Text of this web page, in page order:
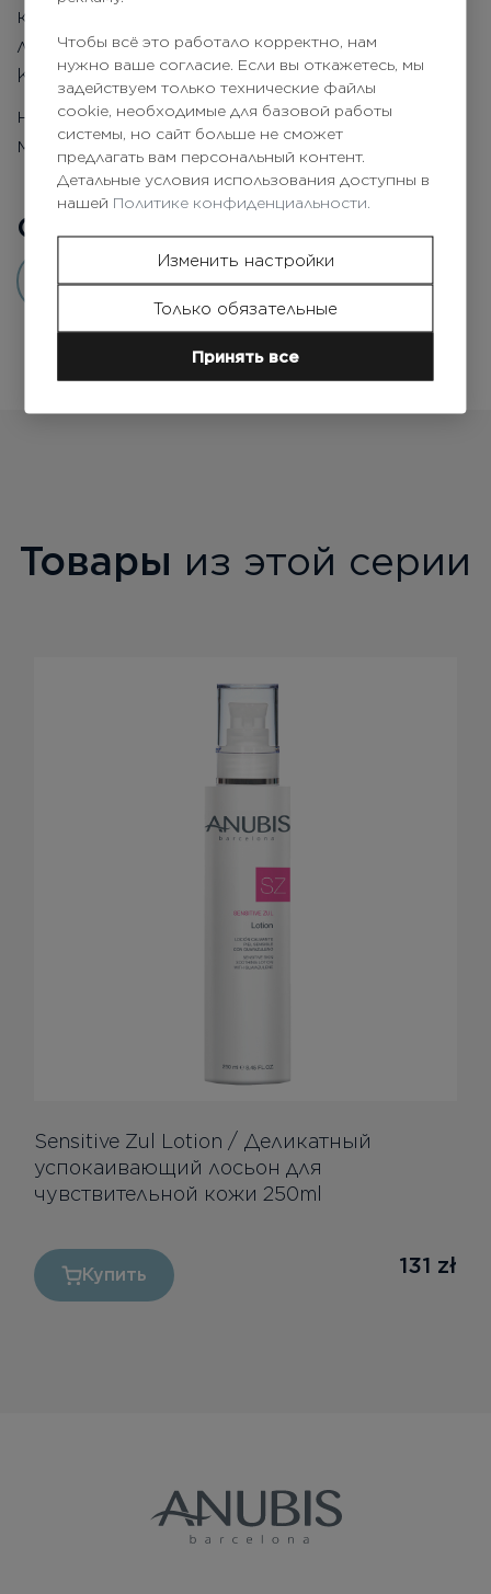
коллагена, лимонная кислота, Гвайазулен,
лизин, олигоэлементный комплекс - Mg, Al,
K, Cu, Zn, Na, Mn
не содержит спирт, сульфаты, парафин и
минеральные масла
Отзывы покупателей0
Добавить отзыв
Товары из этой серии
Sensitive Zul Lotion / Деликатный
успокаивающий лосьон для
чувствительной кожи 250ml
131 zł
Купить
Чтобы всё это работало корректно, нам
нужно ваше согласие. Если вы откажетесь, мы
задействуем только технические файлы
cookie, необходимые для базовой работы
системы, но сайт больше не сможет
предлагать вам персональный контент.
Детальные условия использования доступны в
нашей Политике конфиденциальности.
Изменить настройки
Только обязательные
Принять все